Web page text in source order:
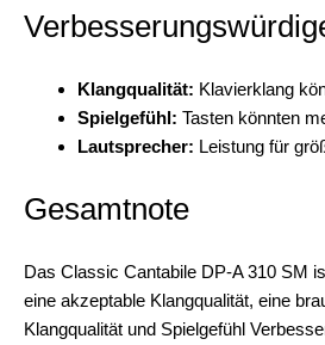
Klangqualität: Klavierklang
Spielgefühl: Tasten könnten
Lautsprecher: Leistung für
Gesamtnote
Das Classic Cantabile DP-A 310 SM
eine akzeptable Klangqualität, eine
Klangqualität und Spielgefühl